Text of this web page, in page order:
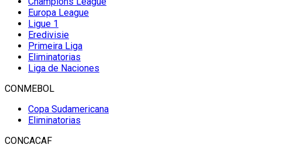
Europa League
Ligue 1
Eredivisie
Primeira Liga
Eliminatorias
Liga de Naciones
CONMEBOL
Copa Sudamericana
Eliminatorias
CONCACAF